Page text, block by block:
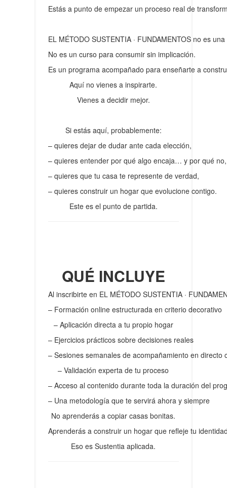
Estás a punto de empezar un proceso real de
EL MÉTODO SUSTENTIA · FUNDAMENTOS no es
No es un curso para consumir sin implicación.
Es un programa acompañado para enseñarte a
Aquí no vienes a inspirarte.
Vienes a decidir mejor.
Si estás aquí, probablemente:
– quieres dejar de dudar ante cada elección,
– quieres entender por qué algo encaja… y por qué no,
– quieres que tu casa te represente de verdad,
– quieres construir un hogar que evolucione contigo.
Este es el punto de partida.
QUÉ INCLUYE
Al inscribirte en EL MÉTODO SUSTENTIA ·
– Formación online estructurada en criterio decorativo
– Aplicación directa a tu propio hogar
– Ejercicios prácticos sobre decisiones reales
– Sesiones semanales de acompañamiento en directo
– Validación experta de tu proceso
– Acceso al contenido durante toda la duración del
– Una metodología que te servirá ahora y siempre
No aprenderás a copiar casas bonitas.
Aprenderás a construir un hogar que refleje tu
Eso es Sustentia aplicada.